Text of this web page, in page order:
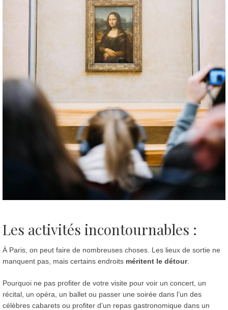
Les activités incontournables :
À Paris, on peut faire de nombreuses choses. Les lieux de sortie ne
manquent pas, mais certains endroits méritent le détour.
Pourquoi ne pas profiter de votre visite pour voir un concert, un
récital, un opéra, un ballet ou passer une soirée dans l’un des
célèbres cabarets ou profiter d’un repas gastronomique dans un